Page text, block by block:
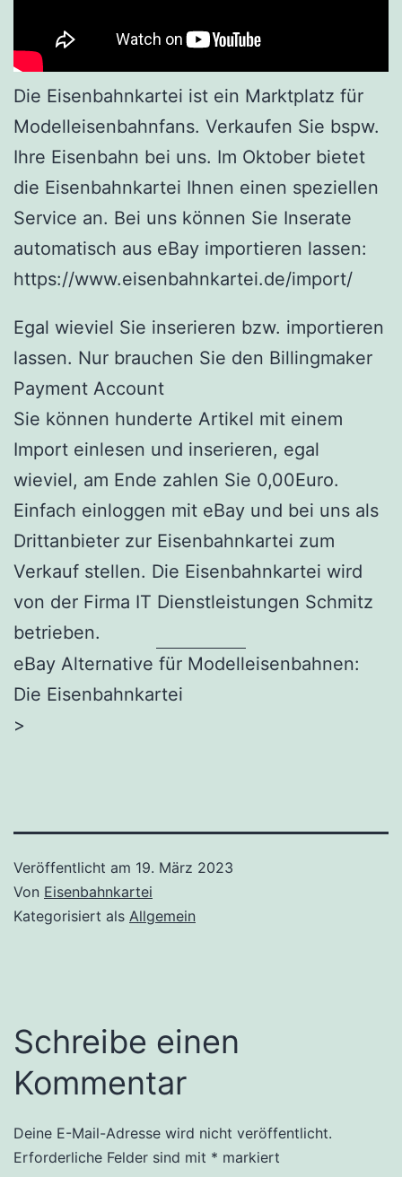
Die Eisenbahnkartei ist ein Marktplatz für
Modelleisenbahnfans. Verkaufen Sie bspw.
Ihre Eisenbahn bei uns. Im Oktober bietet
die Eisenbahnkartei Ihnen einen speziellen
Service an. Bei uns können Sie Inserate
automatisch aus eBay importieren lassen:
https://www.eisenbahnkartei.de/import/
Egal wieviel Sie inserieren bzw. importieren
lassen. Nur brauchen Sie den Billingmaker
Payment Account
Sie können hunderte Artikel mit einem
Import einlesen und inserieren, egal
wieviel, am Ende zahlen Sie 0,00Euro.
Einfach einloggen mit eBay und bei uns als
Drittanbieter zur Eisenbahnkartei zum
Verkauf stellen. Die Eisenbahnkartei wird
von der Firma IT Dienstleistungen Schmitz
betrieben.
eBay Alternative für Modelleisenbahnen:
Die Eisenbahnkartei
>
Veröffentlicht am 19. März 2023
Von Eisenbahnkartei
Kategorisiert als Allgemein
Schreibe einen
Kommentar
Deine E-Mail-Adresse wird nicht veröffentlicht.
Erforderliche Felder sind mit * markiert